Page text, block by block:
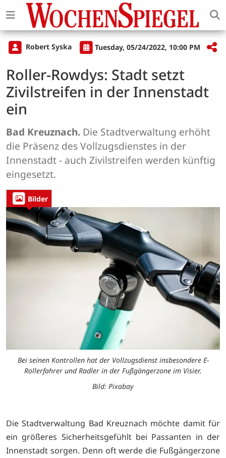
Robert Syska Tuesday, 05/24/2022, 10:00 PM
Roller-Rowdys: Stadt setzt
Zivilstreifen in der Innenstadt
ein
Bad Kreuznach. Die Stadtverwaltung erhöht
die Präsenz des Vollzugsdienstes in der
Innenstadt - auch Zivilstreifen werden künftig
eingesetzt.
Bilder
Bei seinen Kontrollen hat der Vollzugsdienst insbesondere E-
Rollerfahrer und Radler in der Fußgängerzone im Visier.
Bild: Pixabay
Die Stadtverwaltung Bad Kreuznach möchte damit für
ein größeres Sicherheitsgefühlt bei Passanten in der
Innenstadt sorgen. Denn oft werde die Fußgängerzone